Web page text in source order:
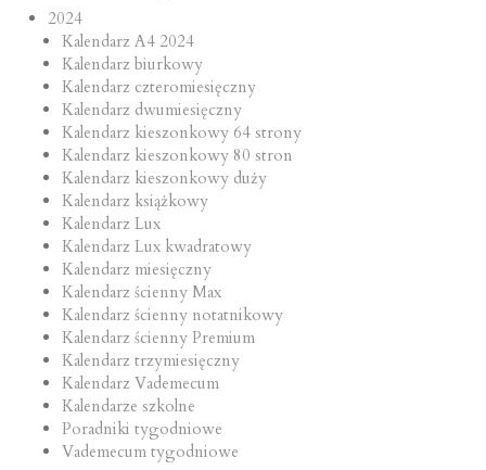
2024
Kalendarz A4 2024
Kalendarz biurkowy
Kalendarz czteromiesięczny
Kalendarz dwumiesięczny
Kalendarz kieszonkowy 64 strony
Kalendarz kieszonkowy 80 stron
Kalendarz kieszonkowy duży
Kalendarz książkowy
Kalendarz Lux
Kalendarz Lux kwadratowy
Kalendarz miesięczny
Kalendarz ścienny Max
Kalendarz ścienny notatnikowy
Kalendarz ścienny Premium
Kalendarz trzymiesięczny
Kalendarz Vademecum
Kalendarze szkolne
Poradniki tygodniowe
Vademecum tygodniowe